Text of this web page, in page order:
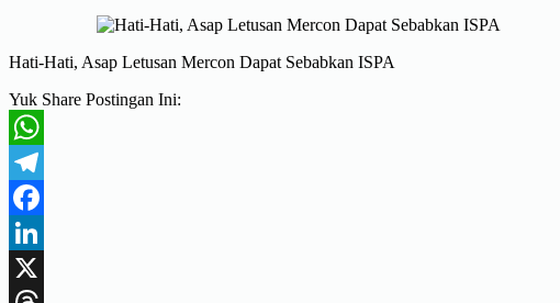
Hati-Hati, Asap Letusan Mercon Dapat Sebabkan ISPA
Yuk Share Postingan Ini:
WhatsApp
Telegram
Facebook
LinkedIn